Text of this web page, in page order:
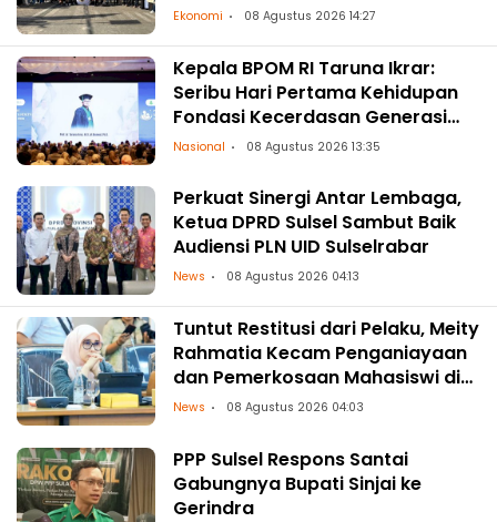
Ekonomi 08 Agustus 2026 14:27
Kepala BPOM RI Taruna Ikrar:
Seribu Hari Pertama Kehidupan
Fondasi Kecerdasan Generasi
Masa Depan
Nasional 08 Agustus 2026 13:35
Perkuat Sinergi Antar Lembaga,
Ketua DPRD Sulsel Sambut Baik
Audiensi PLN UID Sulselrabar
News 08 Agustus 2026 04:13
Tuntut Restitusi dari Pelaku, Meity
Rahmatia Kecam Penganiayaan
dan Pemerkosaan Mahasiswi di
Makassar
News 08 Agustus 2026 04:03
PPP Sulsel Respons Santai
Gabungnya Bupati Sinjai ke
Gerindra